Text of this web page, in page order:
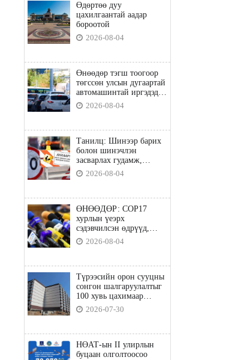
Өдөртөө дуу
цахилгаантай аадар
бороотой
2026-08-04
Өнөөдөр тэгш тоогоор
төгссөн улсын дугаартай
автомашинтай иргэдэд
шатахуун олгоно
2026-08-04
Танилц: Шинээр барих
болон шинэчлэн
засварлах гудамж,
замууд
2026-08-04
ӨНӨӨДӨР: COP17
хурлын үеэрх
сэдэвчилсэн өдрүүд,
үзвэр үйлчилгээний
талаар мэдээлнэ
2026-08-04
Түрээсийн орон сууцны
сонгон шалгаруулалтыг
100 хувь цахимаар
явуулна
2026-07-30
НӨАТ-ын II улирлын
буцаан олголтоосоо